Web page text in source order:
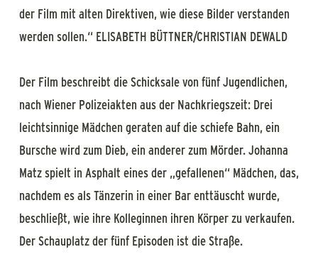
der Film mit alten Direktiven, wie diese Bilder verstanden
werden sollen.“ ELISABETH BÜTTNER/CHRISTIAN DEWALD
Der Film beschreibt die Schicksale von fünf Jugendlichen,
nach Wiener Polizeiakten aus der Nachkriegszeit: Drei
leichtsinnige Mädchen geraten auf die schiefe Bahn, ein
Bursche wird zum Dieb, ein anderer zum Mörder. Johanna
Matz spielt in Asphalt eines der „gefallenen“ Mädchen, das,
nachdem es als Tänzerin in einer Bar enttäuscht wurde,
beschließt, wie ihre Kolleginnen ihren Körper zu verkaufen.
Der Schauplatz der fünf Episoden ist die Straße.